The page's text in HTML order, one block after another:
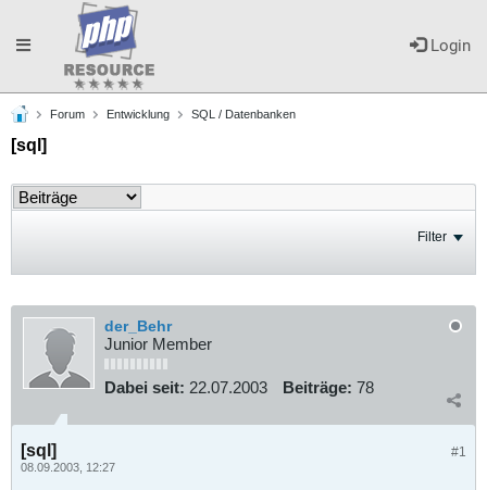
Login
Toggle
navigation
Forum Entwicklung SQL / Datenbanken
[sql]
Filter
der_Behr
Junior Member
Dabei seit: 22.07.2003 Beiträge: 78
#1
[sql]
08.09.2003, 12:27